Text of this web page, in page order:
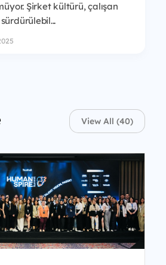
Şirket kültürü, çalışan
View All (40)